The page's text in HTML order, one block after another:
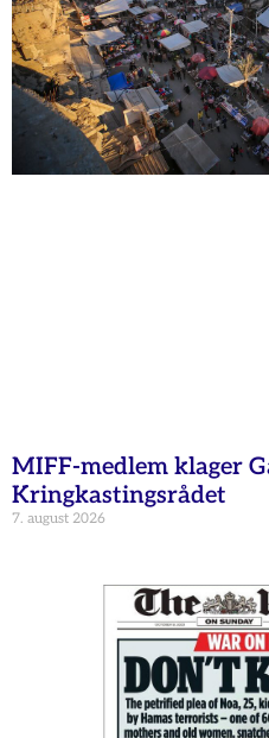
MIFF-medlem klager
Kringkastingsrådet
7. august 2026